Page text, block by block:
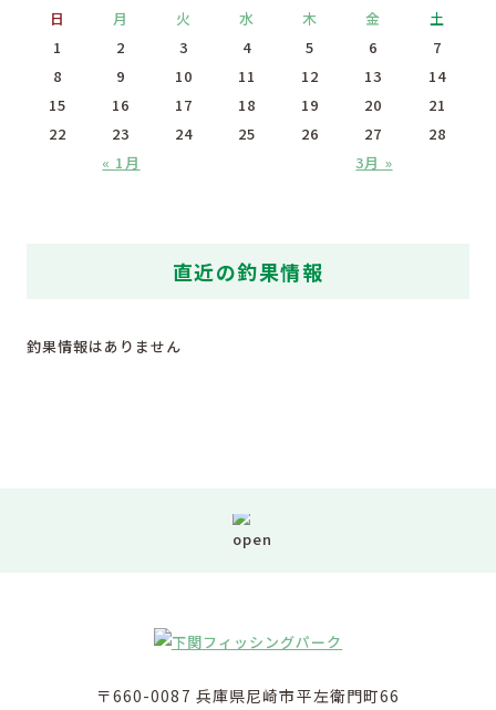
日 月 火 水 木 金 土
« 1月 3月 »
1 2 3 4 5 6
7
8
9 10 11 12 13
14
15
16 17 18 19 20
21
22
23 24 25 26 27 28
直近の釣果情報
釣果情報はありません
〒660-0087 兵庫県尼崎市平左衛門町66